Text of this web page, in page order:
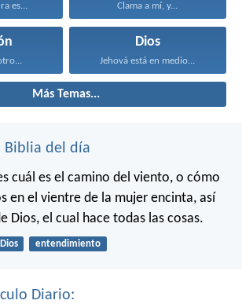
es... Clama a mí, y...
Dios
Jehová está en medio...
Más Temas...
Biblia del día
cuál es el camino del viento, o cómo
en el vientre de la mujer encinta, así
Dios, el cual hace todas las cosas.
Dios entendimiento
Diario: